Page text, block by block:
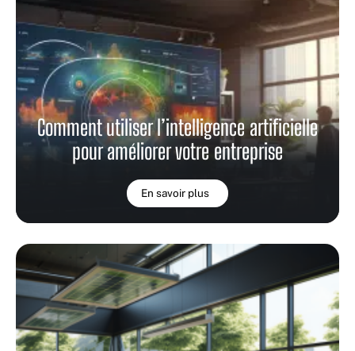
Comment utiliser l’intelligence artificielle
pour améliorer votre entreprise
En savoir plus